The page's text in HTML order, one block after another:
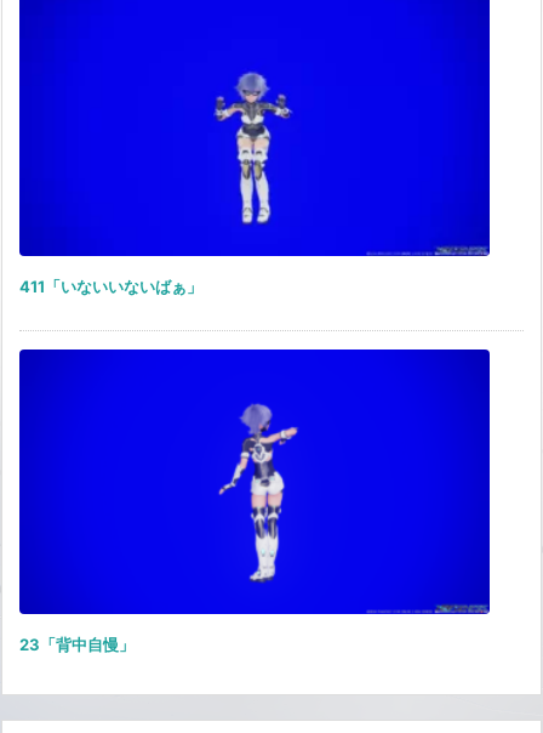
411「いないいないばぁ」
23「背中自慢」